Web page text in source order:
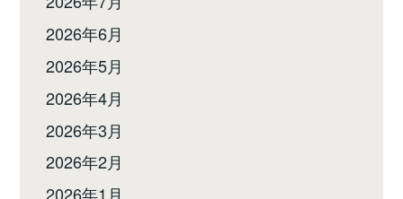
2026年6月
2026年5月
2026年4月
2026年3月
2026年2月
2026年1月